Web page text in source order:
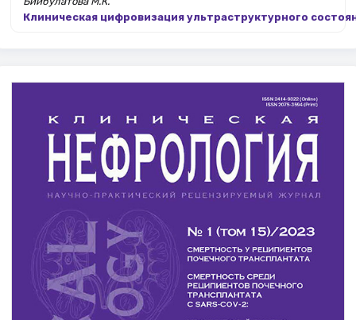
Клиническая цифровизация ультраструктурного